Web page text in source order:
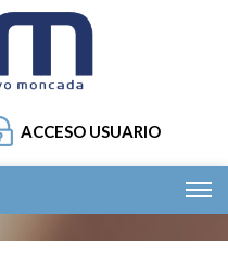
ACCESO USUARIO